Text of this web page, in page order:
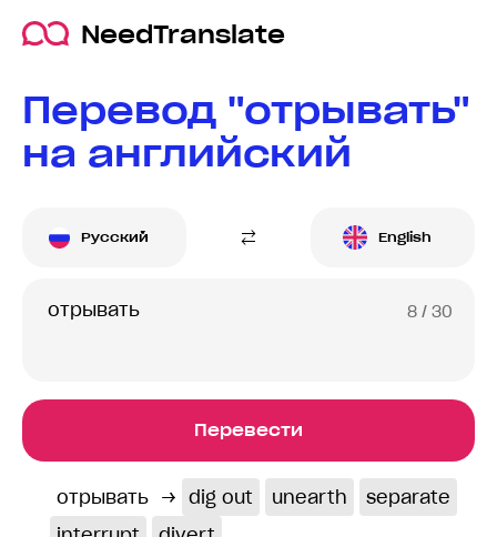
NeedTranslate
Перевод "отрывать"
на английский
Русский English
8 / 30
Перевести
отрывать → dig out unearth
separate